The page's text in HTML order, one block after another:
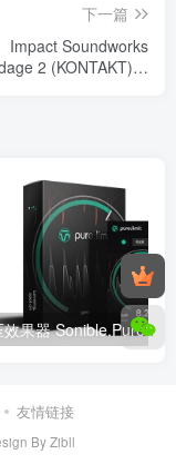
下一篇
Impact Soundworks
2 (KONTAKT)超
友情链接
By Zibll